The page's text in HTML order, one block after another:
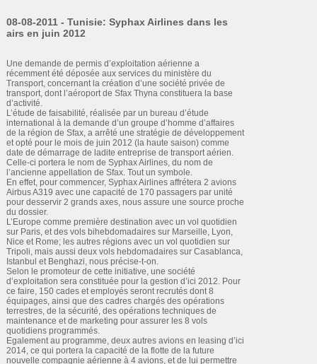
08-08-2011 - Tunisie: Syphax Airlines dans les
airs en juin 2012
Une demande de permis d’exploitation aérienne a
récemment été déposée aux services du ministère du
Transport, concernant la création d’une société privée de
transport, dont l’aéroport de Sfax Thyna constituera la base
d’activité.
L’étude de faisabilité, réalisée par un bureau d’étude
international à la demande d’un groupe d’homme d’affaires
de la région de Sfax, a arrêté une stratégie de développement
et opté pour le mois de juin 2012 (la haute saison) comme
date de démarrage de ladite entreprise de transport aérien.
Celle-ci portera le nom de Syphax Airlines, du nom de
l’ancienne appellation de Sfax. Tout un symbole.
En effet, pour commencer, Syphax Airlines affrétera 2 avions
Airbus A319 avec une capacité de 170 passagers par unité
pour desservir 2 grands axes, nous assure une source proche
du dossier.
L’Europe comme première destination avec un vol quotidien
sur Paris, et des vols bihebdomadaires sur Marseille, Lyon,
Nice et Rome; les autres régions avec un vol quotidien sur
Tripoli, mais aussi deux vols hebdomadaires sur Casablanca,
Istanbul et Benghazi, nous précise-t-on.
Selon le promoteur de cette initiative, une société
d’exploitation sera constituée pour la gestion d’ici 2012. Pour
ce faire, 150 cades et employés seront recrutés dont 8
équipages, ainsi que des cadres chargés des opérations
terrestres, de la sécurité, des opérations techniques de
maintenance et de marketing pour assurer les 8 vols
quotidiens programmés.
Egalement au programme, deux autres avions en leasing d’ici
2014, ce qui portera la capacité de la flotte de la future
nouvelle compagnie aérienne à 4 avions, et de lui permettre